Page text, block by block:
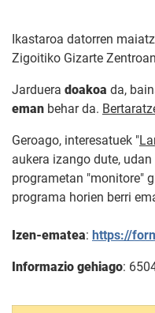
Ikastaroa datorren
Zigoitiko Gizarte
Jarduera doakoa da,
eman behar da.
Geroago, interesatuek "
aukera izango dute,
programetan "monitore"
programa horien berri
Izen-ematea: https://
Informazio gehiago: